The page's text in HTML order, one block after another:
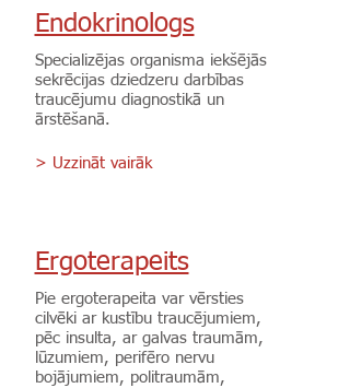
Endokrinologs
Specializējas organisma iekšējās
sekrēcijas dziedzeru darbības
traucējumu diagnostikā un
ārstēšanā.
> Uzzināt vairāk
Ergoterapeits
Pie ergoterapeita var vērsties
cilvēki ar kustību traucējumiem,
pēc insulta, ar galvas traumām,
lūzumiem, perifēro nervu
bojājumiem, politraumām,